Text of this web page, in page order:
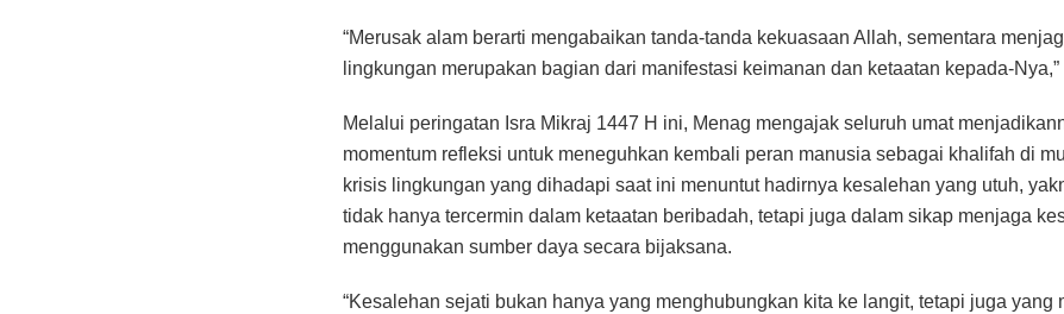
“Merusak alam berarti mengabaikan tanda-tanda kekuasaan Allah, sementara
lingkungan merupakan bagian dari manifestasi keimanan dan ketaatan kepada-Nya,”
Melalui peringatan Isra Mikraj 1447 H ini, Menag mengajak seluruh umat
momentum refleksi untuk meneguhkan kembali peran manusia sebagai khalifah di
krisis lingkungan yang dihadapi saat ini menuntut hadirnya kesalehan yang utuh,
tidak hanya tercermin dalam ketaatan beribadah, tetapi juga dalam sikap menjaga
menggunakan sumber daya secara bijaksana.
“Kesalehan sejati bukan hanya yang menghubungkan kita ke langit, tetapi juga yang